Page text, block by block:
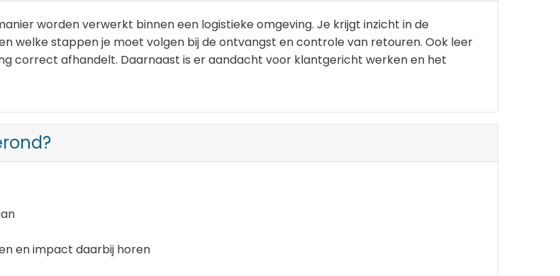
worden verwerkt binnen een logistieke omgeving. Je krijgt inzicht in de
welke stappen je moet volgen bij de ontvangst en controle van retouren. Ook leer
correct afhandelt. Daarnaast is er aandacht voor klantgericht werken en het
en impact daarbij horen